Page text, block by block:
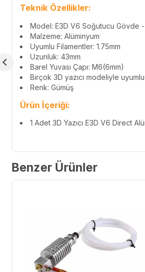
Teknik Özellikler:
Model: E3D V6 Soğutucu Gövde
Malzeme: Alüminyum
Uyumlu Filamentler: 1.75mm
Uzunluk: 43mm
Barel Yuvası Çapı: M6(6mm)
Birçok 3D yazıcı modeliyle
Renk: Gümüş
Ürün İçeriği:
1 Adet 3D Yazıcı E3D V6 Direct
Benzer Ürünler